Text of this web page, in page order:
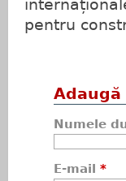
pentru
Numele
E-mail *